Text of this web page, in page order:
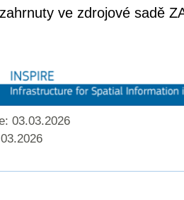
ve zdrojové sadě
03.03.2026